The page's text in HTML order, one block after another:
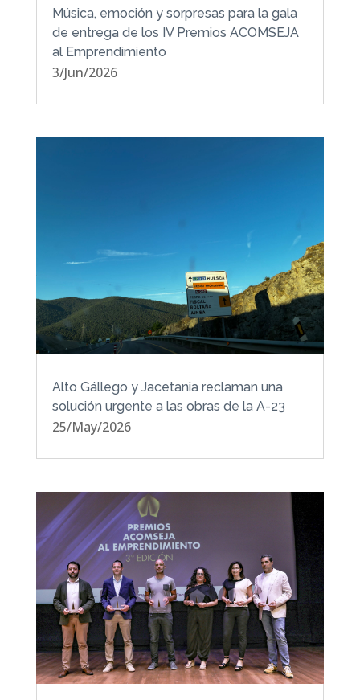
Música, emoción y sorpresas para la gala
de entrega de los IV Premios ACOMSEJA
al Emprendimiento
3/Jun/2026
Alto Gállego y Jacetania reclaman una
solución urgente a las obras de la A-23
25/May/2026